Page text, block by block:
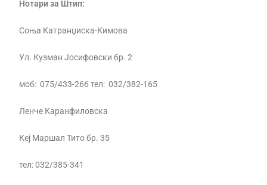
Нотари за Штип:
Соња Катранџиска-Кимова
Ул. Кузман Јосифовски бр. 2
моб: 075/433-266 тел: 032/382-165
Ленче Каранфиловска
Кеј Маршал Тито бр. 35
тел: 032/385-341